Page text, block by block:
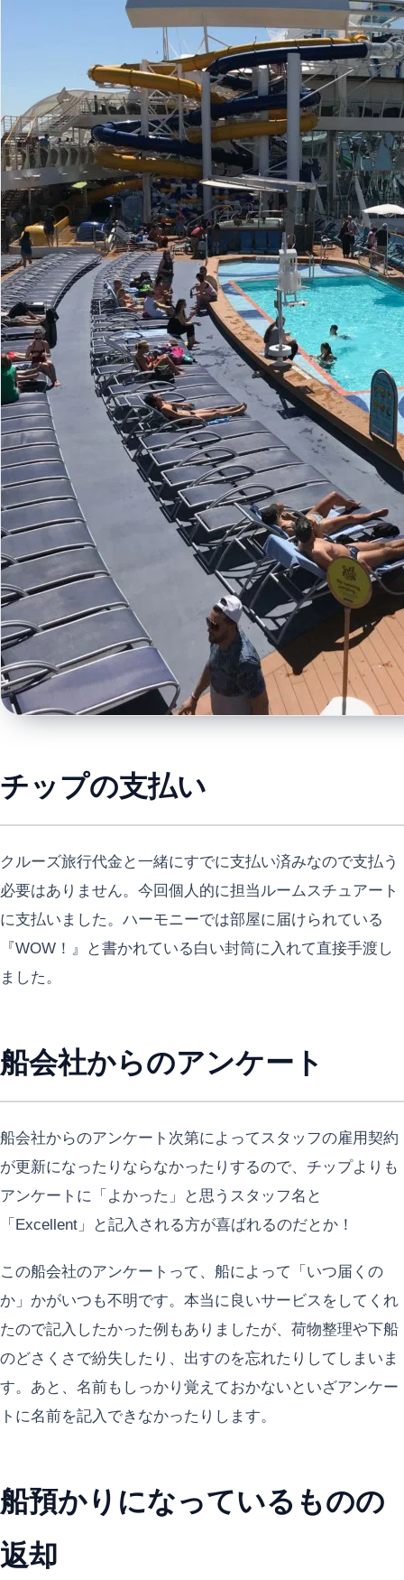
チップの支払い
クルーズ旅行代金と一緒にすでに支払い済みなので支払う
必要はありません。今回個人的に担当ルームスチュアート
に支払いました。ハーモニーでは部屋に届けられている
『WOW！』と書かれている白い封筒に入れて直接手渡し
ました。
船会社からのアンケート
船会社からのアンケート次第によってスタッフの雇用契約
が更新になったりならなかったりするので、チップよりも
アンケートに「よかった」と思うスタッフ名と
「Excellent」と記入される方が喜ばれるのだとか！
この船会社のアンケートって、船によって「いつ届くの
か」かがいつも不明です。本当に良いサービスをしてくれ
たので記入したかった例もありましたが、荷物整理や下船
のどさくさで紛失したり、出すのを忘れたりしてしまいま
す。あと、名前もしっかり覚えておかないといざアンケー
トに名前を記入できなかったりします。
船預かりになっているものの
返却